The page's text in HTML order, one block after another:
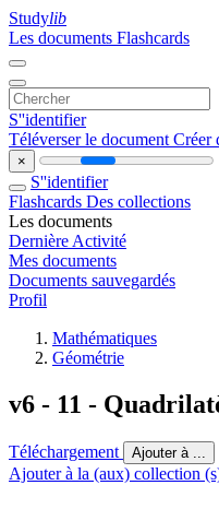
Studylib
Les documents Flashcards
S''identifier
Téléverser le document Créer
×
S''identifier
Flashcards Des collections
Les documents
Dernière Activité
Mes documents
Documents sauvegardés
Profil
Mathématiques
Géométrie
v6 - 11 -
Téléchargement Ajouter à ...
Ajouter à la (aux) collection